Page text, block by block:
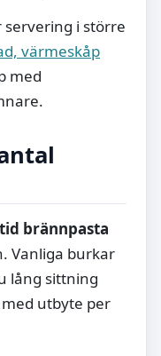
i större
värmeskåp
med
brännpasta
Vanliga burkar
lång sittning
utbyte per